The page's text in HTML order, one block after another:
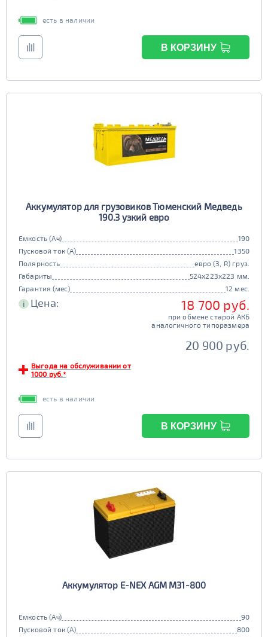
есть в наличии
В КОРЗИНУ
Аккумулятор для грузовиков Тюменский Медведь
190.3 узкий евро
Емкость (Ач)
190
Пусковой ток (А)
1350
Полярность
евро (3, R) груз.
Габариты
524x223x223 мм.
Гарантия (мес)
12 мес.
i Цена: 18 700 руб.
при обмене старой АКБ
аналогичного типоразмера
20 900 руб.
Выгода на обслуживании от
1000 руб.*
есть в наличии
В КОРЗИНУ
Аккумулятор E-NEX AGM M31-800
Емкость (Ач)
90
Пусковой ток (А)
800